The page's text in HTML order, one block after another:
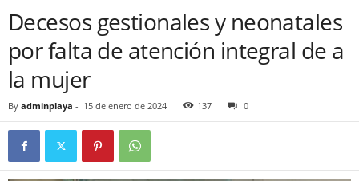
Decesos gestionales y neonatales
por falta de atención integral de a
la mujer
By adminplaya - 15 de enero de 2024 137 0